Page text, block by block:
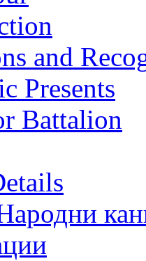
and
Presents
Battalion